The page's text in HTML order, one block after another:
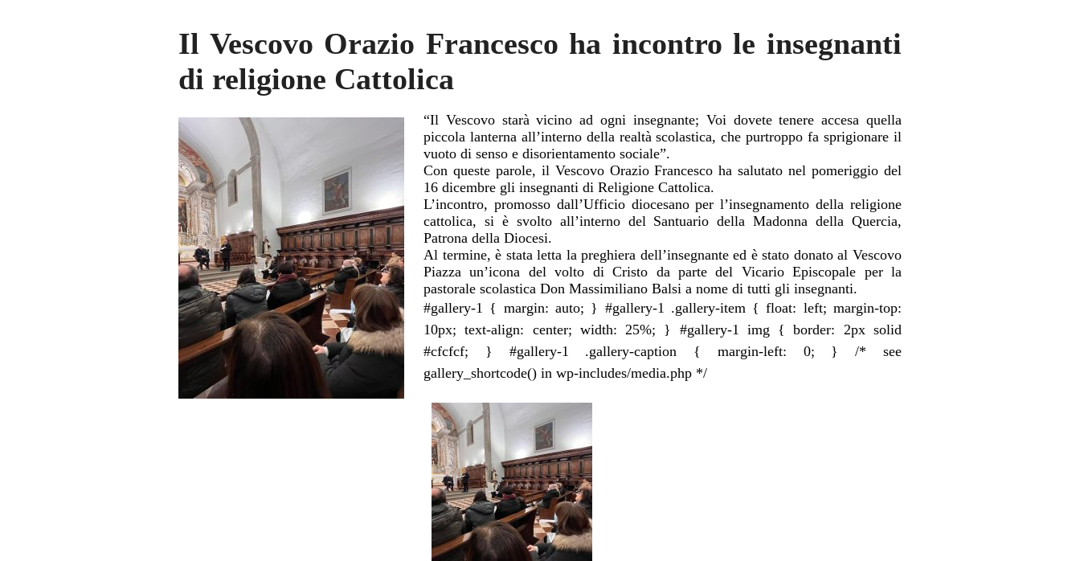
Il Vescovo Orazio Francesco ha incontro le insegnanti
di religione Cattolica
“Il Vescovo starà vicino ad ogni insegnante; Voi dovete tenere accesa quella
piccola lanterna all’interno della realtà scolastica, che purtroppo fa sprigionare il
vuoto di senso e disorientamento sociale”.
Con queste parole, il Vescovo Orazio Francesco ha salutato nel pomeriggio del
16 dicembre gli insegnanti di Religione Cattolica.
L’incontro, promosso dall’Ufficio diocesano per l’insegnamento della religione
cattolica, si è svolto all’interno del Santuario della Madonna della Quercia,
Patrona della Diocesi.
Al termine, è stata letta la preghiera dell’insegnante ed è stato donato al Vescovo
Piazza un’icona del volto di Cristo da parte del Vicario Episcopale per la
pastorale scolastica Don Massimiliano Balsi a nome di tutti gli insegnanti.
#gallery-1 { margin: auto; } #gallery-1 .gallery-item { float: left; margin-top:
10px; text-align: center; width: 25%; } #gallery-1 img { border: 2px solid
#cfcfcf; } #gallery-1 .gallery-caption { margin-left: 0; } /* see
gallery_shortcode() in wp-includes/media.php */